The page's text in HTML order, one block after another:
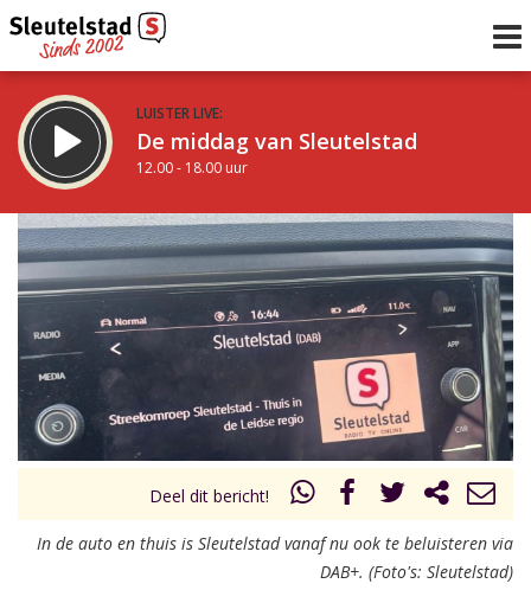
LUISTER LIVE:
De middag van Sleutelstad
12.00 - 18.00 uur
STRAKS:
De avond van Sleutelstad
18.00 - 19.00 uur
Vorig uur
uur 1 van 0 Volgend uur
Deel dit bericht!
In de auto en thuis is Sleutelstad vanaf nu ook te beluisteren via
DAB+. (Foto's: Sleutelstad)